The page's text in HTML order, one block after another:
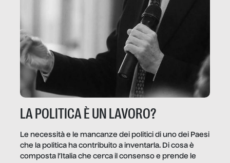
LA POLITICA È UN LAVORO?
Le necessità e le mancanze dei politici di uno dei Paesi
che la politica ha contribuito a inventarla. Di cosa è
composta l’Italia che cerca il consenso e prende le